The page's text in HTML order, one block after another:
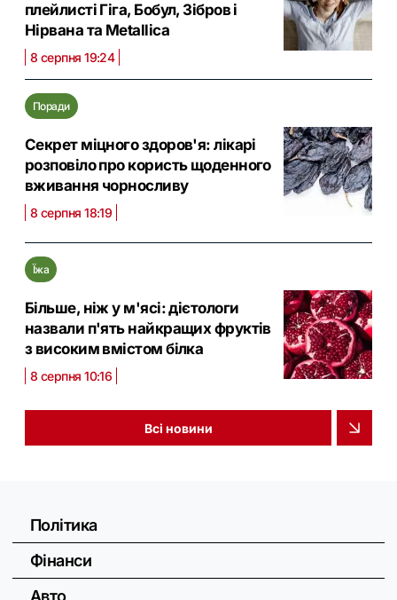
плейлисті Гіга, Бобул, Зібров і
Нірвана та Metallica
8 серпня 19:24
Поради
Секрет міцного здоров'я: лікарі
розповіло про користь щоденного
вживання чорносливу
8 серпня 18:19
Їжа
Більше, ніж у м'ясі: дієтологи
назвали п'ять найкращих фруктів
з високим вмістом білка
8 серпня 10:16
Всі новини
Політика
Фінанси
Авто